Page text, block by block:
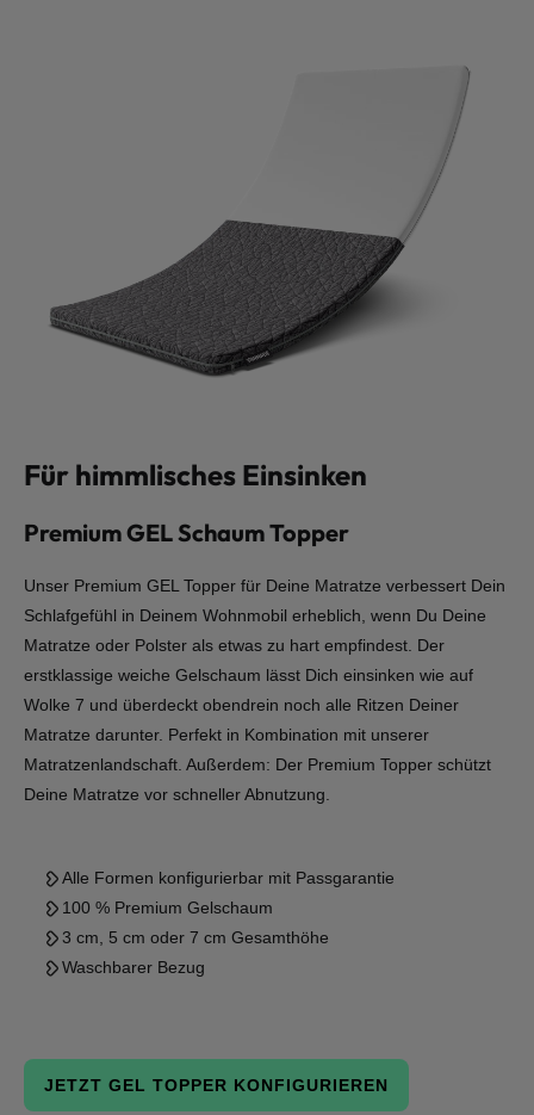
Für himmlisches Einsinken
Premium GEL Schaum Topper
Unser Premium GEL Topper für Deine Matratze verbessert Dein
Schlafgefühl in Deinem Wohnmobil erheblich, wenn Du Deine
Matratze oder Polster als etwas zu hart empfindest. Der
erstklassige weiche Gelschaum lässt Dich einsinken wie auf
Wolke 7 und überdeckt obendrein noch alle Ritzen Deiner
Matratze darunter. Perfekt in Kombination mit unserer
Matratzenlandschaft. Außerdem: Der Premium Topper schützt
Deine Matratze vor schneller Abnutzung.
Alle Formen konfigurierbar mit Passgarantie
100 % Premium Gelschaum
3 cm, 5 cm oder 7 cm Gesamthöhe
Waschbarer Bezug
JETZT GEL TOPPER KONFIGURIEREN